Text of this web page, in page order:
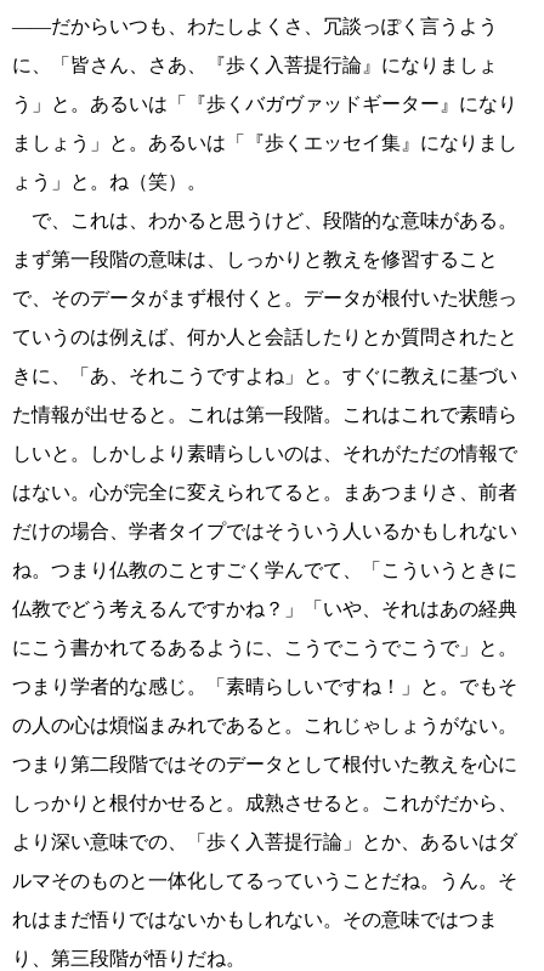
――だからいつも、わたしよくさ、冗談っぽく言うよう
に、「皆さん、さあ、『歩く入菩提行論』になりましょ
う」と。あるいは「『歩くバガヴァッドギーター』になり
ましょう」と。あるいは「『歩くエッセイ集』になりまし
ょう」と。ね（笑）。
で、これは、わかると思うけど、段階的な意味がある。
まず第一段階の意味は、しっかりと教えを修習すること
で、そのデータがまず根付くと。データが根付いた状態っ
ていうのは例えば、何か人と会話したりとか質問されたと
きに、「あ、それこうですよね」と。すぐに教えに基づい
た情報が出せると。これは第一段階。これはこれで素晴ら
しいと。しかしより素晴らしいのは、それがただの情報で
はない。心が完全に変えられてると。まあつまりさ、前者
だけの場合、学者タイプではそういう人いるかもしれない
ね。つまり仏教のことすごく学んでて、「こういうときに
仏教でどう考えるんですかね？」「いや、それはあの経典
にこう書かれてるあるように、こうでこうでこうで」と。
つまり学者的な感じ。「素晴らしいですね！」と。でもそ
の人の心は煩悩まみれであると。これじゃしょうがない。
つまり第二段階ではそのデータとして根付いた教えを心に
しっかりと根付かせると。成熟させると。これがだから、
より深い意味での、「歩く入菩提行論」とか、あるいはダ
ルマそのものと一体化してるっていうことだね。うん。そ
れはまだ悟りではないかもしれない。その意味ではつま
り、第三段階が悟りだね。